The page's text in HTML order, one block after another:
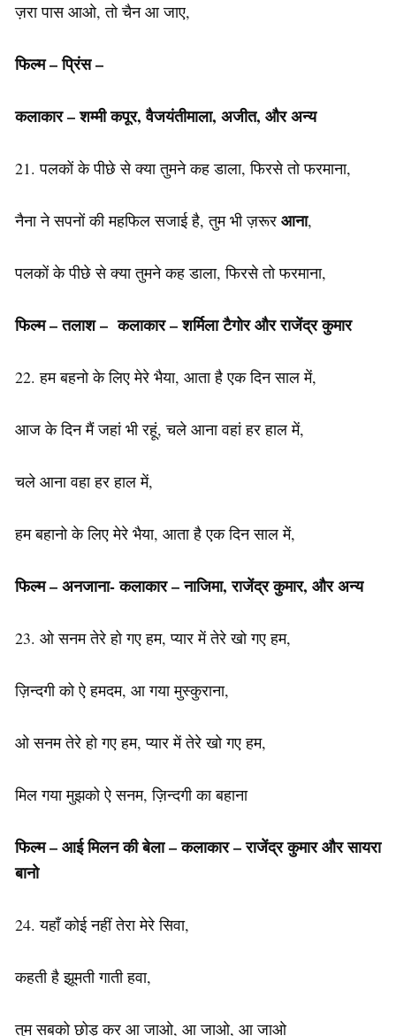
ज़रा पास आओ, तो चैन आ जाए,
फिल्म – प्रिंस –
कलाकार– शम्मी कपूर, वैजयंतीमाला, अजीत, और अन्य
21. पलकों के पीछे से क्या तुमने कह डाला, फिरसे तो फरमाना,
नैना ने सपनों की महफिल सजाई है, तुम भी ज़रूर आना,
पलकों के पीछे से क्या तुमने कह डाला, फिरसे तो फरमाना,
फिल्म – तलाश – कलाकार – शर्मिला टैगोर और राजेंद्र कुमार
22. हम बहनो के लिए मेरे भैया, आता है एक दिन साल में,
आज के दिन मैं जहां भी रहूं, चले आना वहां हर हाल में,
चले आना वहा हर हाल में,
हम बहानो के लिए मेरे भैया, आता है एक दिन साल में,
फिल्म – अनजाना- कलाकार – नाजिमा, राजेंद्र कुमार, और अन्य
23. ओ सनम तेरे हो गए हम, प्यार में तेरे खो गए हम,
ज़िन्दगी को ऐ हमदम, आ गया मुस्कुराना,
ओ सनम तेरे हो गए हम, प्यार में तेरे खो गए हम,
मिल गया मुझको ऐ सनम, ज़िन्दगी का बहाना
फिल्म – आई मिलन की बेला – कलाकार – राजेंद्र कुमार और सायरा
बानो
24. यहाँ कोई नहीं तेरा मेरे सिवा,
कहती है झूमती गाती हवा,
तुम सबको छोड़ कर आ जाओ, आ जाओ, आ जाओ